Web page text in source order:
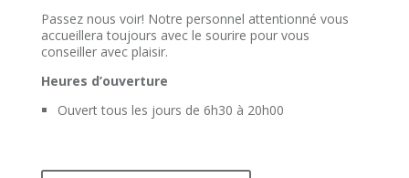
Passez nous voir! Notre personnel attentionné vous
accueillera toujours avec le sourire pour vous
conseiller avec plaisir.
Heures d’ouverture
Ouvert tous les jours de 6h30 à 20h00